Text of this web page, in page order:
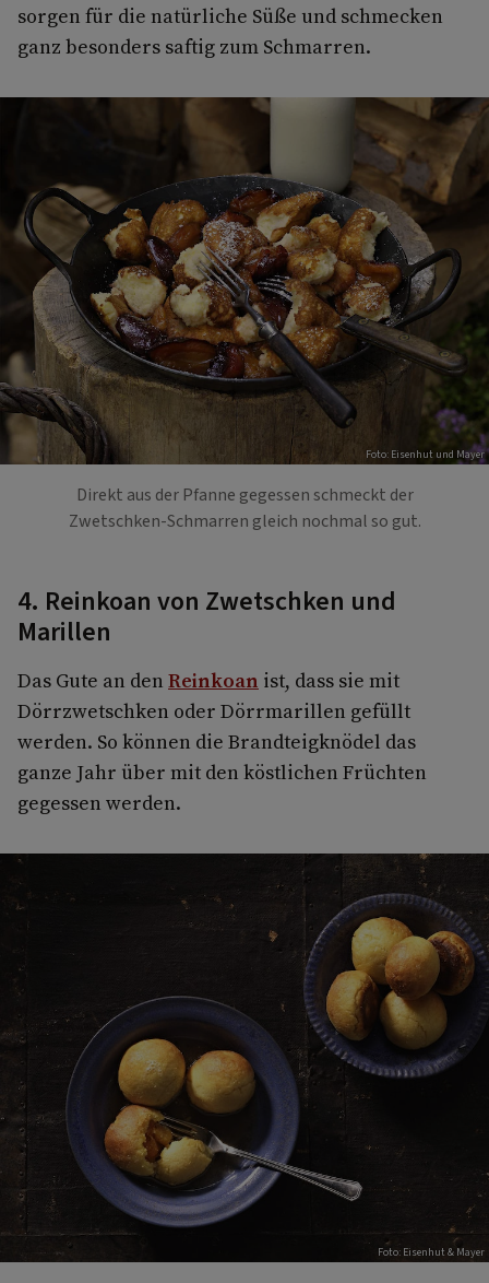
sorgen für die natürliche Süße und schmecken
ganz besonders saftig zum Schmarren.
Foto: Eisenhut und Mayer
Direkt aus der Pfanne gegessen schmeckt der
Zwetschken-Schmarren gleich nochmal so gut.
4. Reinkoan von Zwetschken und
Marillen
Das Gute an den Reinkoan ist, dass sie mit
Dörrzwetschken oder Dörrmarillen gefüllt
werden. So können die Brandteigknödel das
ganze Jahr über mit den köstlichen Früchten
gegessen werden.
Foto: Eisenhut & Mayer